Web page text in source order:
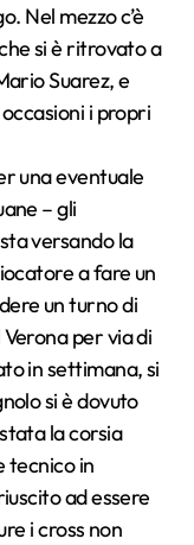
Nel mezzo c’è
si è ritrovato a
Suarez, e
i propri
una eventuale
– gli
versando la
a fare un
un turno di
per via di
in settimana, si
si è dovuto
la corsia
tecnico in
ad essere
i cross non